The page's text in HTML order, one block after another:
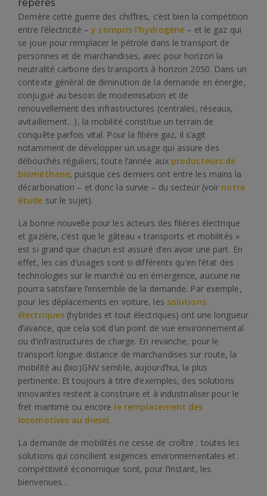
Derrière cette guerre des chiffres, c’est bien la compétition
entre l’électricité –y compris l’hydrogène – et le gaz qui
se joue pour remplacer le pétrole dans le transport de
personnes et de marchandises, avec pour horizon la
neutralité carbone des transports à horizon 2050. Dans un
contexte général de diminution de la demande en énergie,
conjugué au besoin de modernisation et de
renouvellement des infrastructures (centrales, réseaux,
avitaillement…), la mobilité constitue un terrain de
conquête parfois vital. Pour la filière gaz, il s’agit
notamment de développer un usage qui assure des
débouchés réguliers, toute l’année aux producteurs de
biométhane, puisque ces derniers ont entre les mains la
décarbonation – et donc la survie – du secteur (voir notre
étude sur le sujet).
La bonne nouvelle pour les acteurs des filières électrique
et gazière, c’est que le gâteau « transports et mobilités »
est si grand que chacun est assuré d’en avoir une part. En
effet, les cas d’usages sont si différents qu’en l’état des
technologies sur le marché ou en émergence, aucune ne
pourra satisfaire l’ensemble de la demande. Par exemple,
pour les déplacements en voiture, les solutions
électriques (hybrides et tout électriques) ont une longueur
d’avance, que cela soit d’un point de vue environnemental
ou d’infrastructures de charge. En revanche, pour le
transport longue distance de marchandises sur route, la
mobilité au (bio)GNV semble, aujourd’hui, la plus
pertinente. Et toujours à titre d’exemples, des solutions
innovantes restent à construire et à industrialiser pour le
fret maritime ou encore le remplacement des
locomotives au diesel.
La demande de mobilités ne cesse de croître : toutes les
solutions qui concilient exigences environnementales et
compétitivité économique sont, pour l’instant, les
bienvenues…